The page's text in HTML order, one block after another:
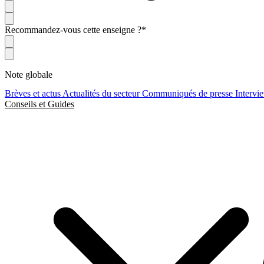
Brèves et actus Actualités du secteurCommuniqués de presse
Conseils et Guides
Recommandez-vous cette enseigne ?*
Note globale